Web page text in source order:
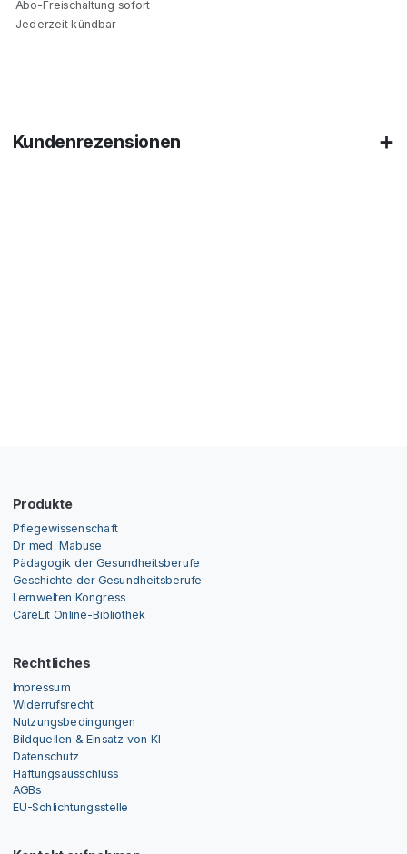
Abo-Freischaltung sofort
Jederzeit kündbar
Kundenrezensionen
Produkte
Pflegewissenschaft
Dr. med. Mabuse
Pädagogik der Gesundheitsberufe
Geschichte der Gesundheitsberufe
Lernwelten Kongress
CareLit Online-Bibliothek
Rechtliches
Impressum
Widerrufsrecht
Nutzungsbedingungen
Bildquellen & Einsatz von KI
Datenschutz
Haftungsausschluss
AGBs
EU-Schlichtungsstelle